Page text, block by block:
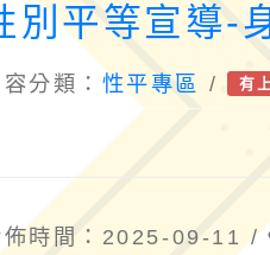
別平等宣導-
分類： 性平專區 / 有
佈時間：2025-09-11 /